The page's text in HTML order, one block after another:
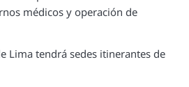
médicos y operación de
Lima tendrá sedes itinerantes de